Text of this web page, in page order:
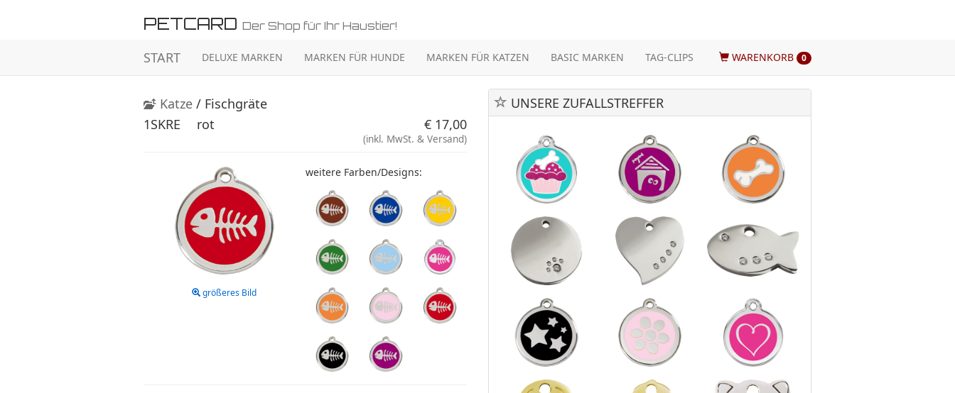
PETCARD Der Shop für Ihr Haustier!
START DELUXE MARKEN MARKEN FÜR HUNDE MARKEN FÜR KATZEN BASIC MARKEN TAG-CLIPS WARENKORB 0
Katze / Fischgräte
1SKRE
rot € 17,00
(inkl. MwSt. & Versand)
größeres Bild
weitere Farben/Designs:
UNSERE ZUFALLSTREFFER